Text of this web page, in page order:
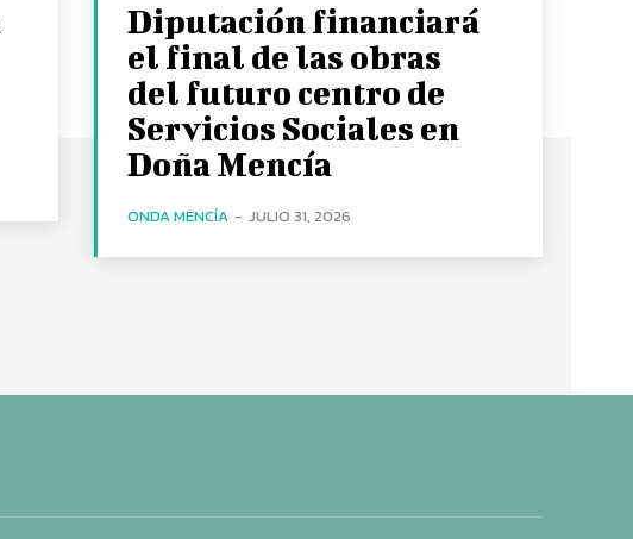
Diputación financiará
el final de las obras
del futuro centro de
Servicios Sociales en
Doña Mencía
ONDA MENCÍA - JULIO 31, 2026